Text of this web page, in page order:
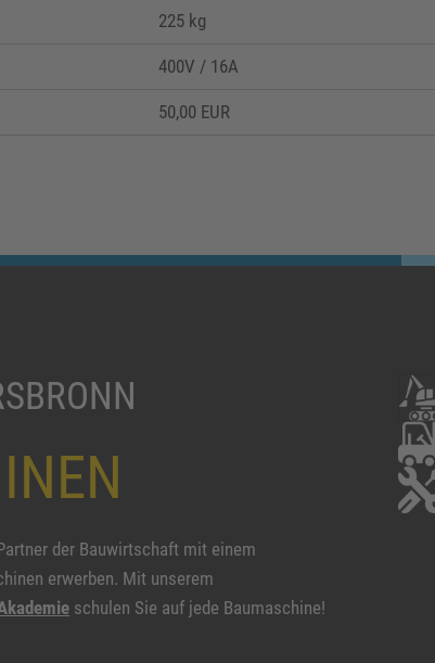
225 kg
400V / 16A
50,00 EUR
der Bauwirtschaft mit einem
erwerben. Mit unserem
schulen Sie auf jede Baumaschine!